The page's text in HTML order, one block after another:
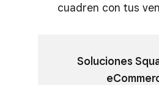
cuadren con tus
Soluciones